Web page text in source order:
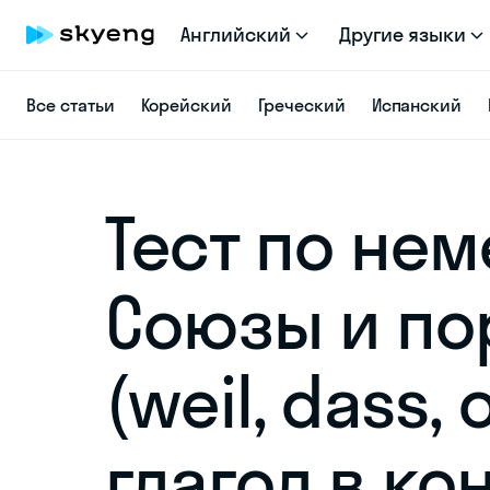
Английский Другие языки
Все статьи Корейский Греческий Испанский
Тест по
Союзы и
(weil, dass,